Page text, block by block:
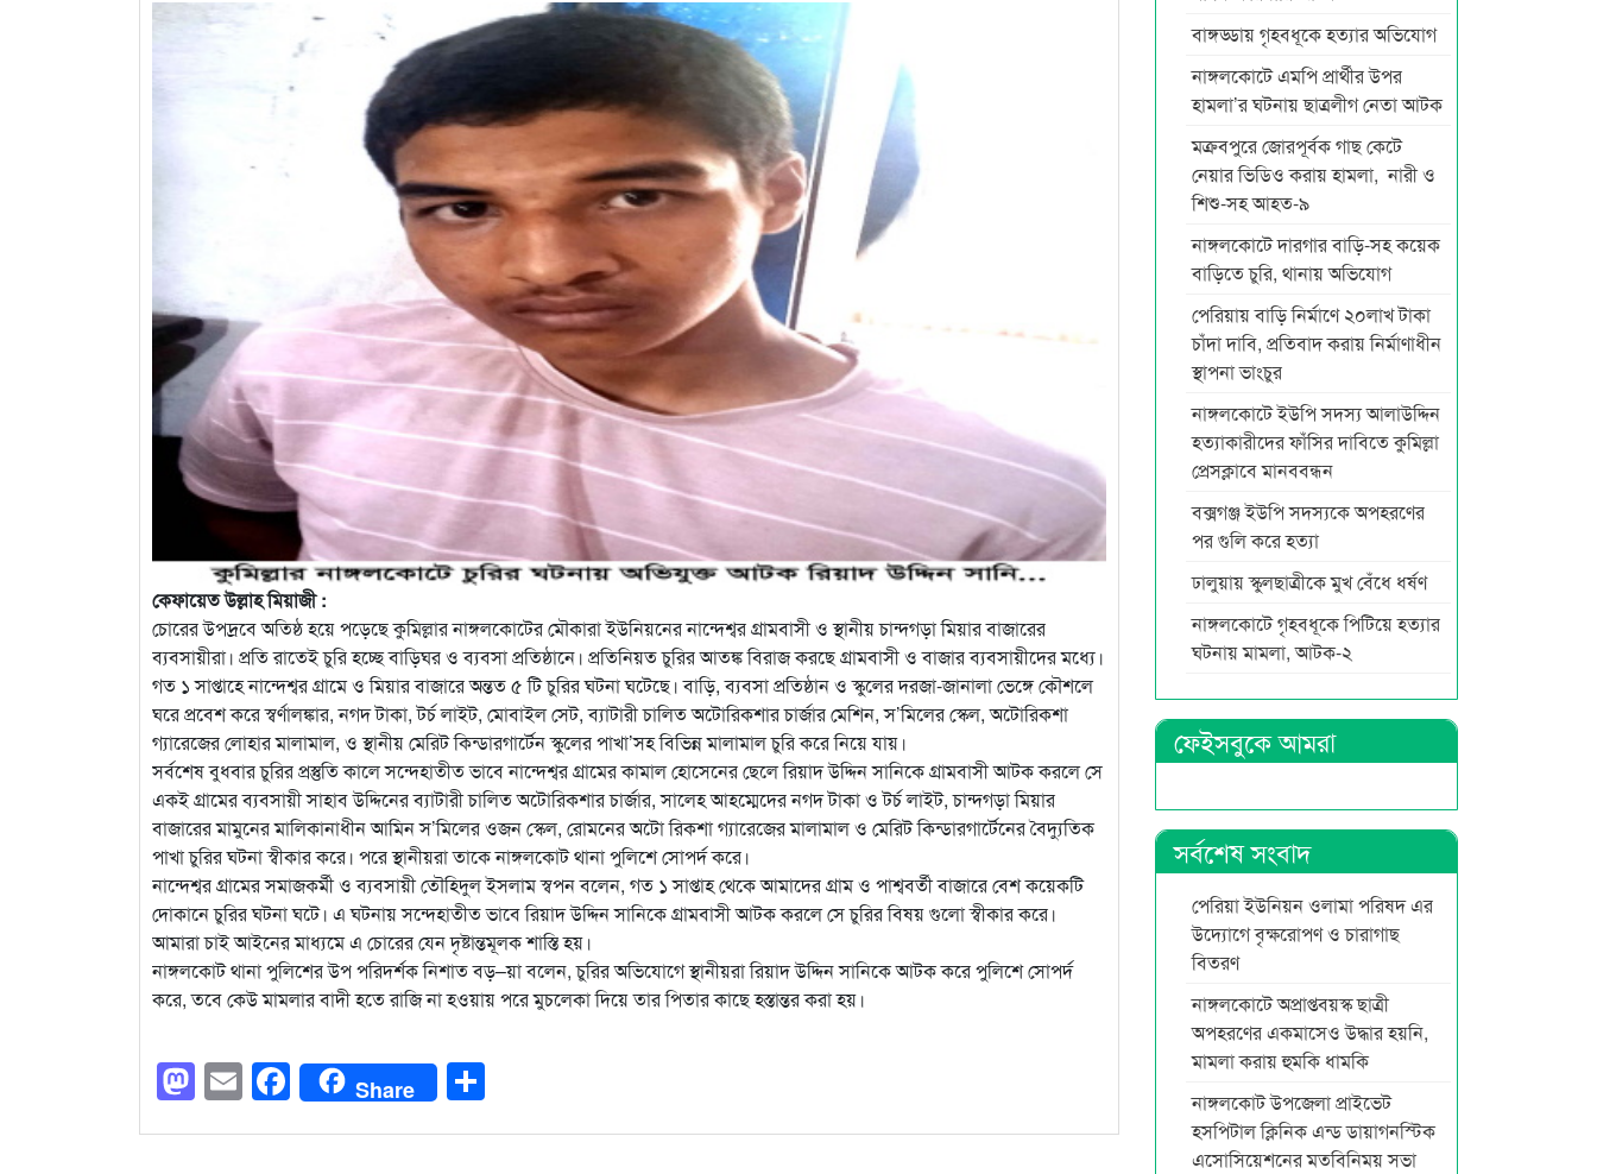
কেফায়েত উল্লাহ মিয়াজী :
চোরের উপদ্রবে অতিষ্ঠ হয়ে পড়েছে কুমিল্লার নাঙ্গলকোটের মৌকারা ইউনিয়নের নান্দেশ্বর গ্রামবাসী ও স্থানীয় চান্দগড়া মিয়ার বাজারের
ব্যবসায়ীরা। প্রতি রাতেই চুরি হচ্ছে বাড়িঘর ও ব্যবসা প্রতিষ্ঠানে। প্রতিনিয়ত চুরির আতঙ্ক বিরাজ করছে গ্রামবাসী ও বাজার ব্যবসায়ীদের মধ্যে।
গত ১ সাপ্তাহে নান্দেশ্বর গ্রামে ও মিয়ার বাজারে অন্তত ৫ টি চুরির ঘটনা ঘটেছে। বাড়ি, ব্যবসা প্রতিষ্ঠান ও স্কুলের দরজা-জানালা ভেঙ্গে কৌশলে
ঘরে প্রবেশ করে স্বর্ণালঙ্কার, নগদ টাকা, টর্চ লাইট, মোবাইল সেট, ব্যাটারী চালিত অটোরিকশার চার্জার মেশিন, স’মিলের স্কেল, অটোরিকশা
গ্যারেজের লোহার মালামাল, ও স্থানীয় মেরিট কিন্ডারগার্টেন স্কুলের পাখা’সহ বিভিন্ন মালামাল চুরি করে নিয়ে যায়।
সর্বশেষ বুধবার চুরির প্রস্তুতি কালে সন্দেহাতীত ভাবে নান্দেশ্বর গ্রামের কামাল হোসেনের ছেলে রিয়াদ উদ্দিন সানিকে গ্রামবাসী আটক করলে সে
একই গ্রামের ব্যবসায়ী সাহাব উদ্দিনের ব্যাটারী চালিত অটোরিকশার চার্জার, সালেহ আহম্মেদের নগদ টাকা ও টর্চ লাইট, চান্দগড়া মিয়ার
বাজারের মামুনের মালিকানাধীন আমিন স’মিলের ওজন স্কেল, রোমনের অটো রিকশা গ্যারেজের মালামাল ও মেরিট কিন্ডারগার্টেনের বৈদ্যুতিক
পাখা চুরির ঘটনা স্বীকার করে। পরে স্থানীয়রা তাকে নাঙ্গলকোট থানা পুলিশে সোপর্দ করে।
নান্দেশ্বর গ্রামের সমাজকর্মী ও ব্যবসায়ী তৌহিদুল ইসলাম স্বপন বলেন, গত ১ সাপ্তাহ থেকে আমাদের গ্রাম ও পাশ্ববর্তী বাজারে বেশ কয়েকটি
দোকানে চুরির ঘটনা ঘটে। এ ঘটনায় সন্দেহাতীত ভাবে রিয়াদ উদ্দিন সানিকে গ্রামবাসী আটক করলে সে চুরির বিষয় গুলো স্বীকার করে।
আমারা চাই আইনের মাধ্যমে এ চোরের যেন দৃষ্টান্তমূলক শাস্তি হয়।
নাঙ্গলকোট থানা পুলিশের উপ পরিদর্শক নিশাত বড়–য়া বলেন, চুরির অভিযোগে স্থানীয়রা রিয়াদ উদ্দিন সানিকে আটক করে পুলিশে সোপর্দ
করে, তবে কেউ মামলার বাদী হতে রাজি না হওয়ায় পরে মুচলেকা দিয়ে তার পিতার কাছে হস্তান্তর করা হয়।
Mastodon
EmailFacebook
Share
বাঙ্গড্ডায় গৃহবধূকে হত্যার অভিযোগ
নাঙ্গলকোটে এমপি প্রার্থীর উপর
হামলা’র ঘটনায় ছাত্রলীগ নেতা আটক
মক্রবপুরে জোরপূর্বক গাছ কেটে
নেয়ার ভিডিও করায় হামলা, নারী ও
শিশু-সহ আহত-৯
নাঙ্গলকোটে দারগার বাড়ি-সহ কয়েক
বাড়িতে চুরি, থানায় অভিযোগ
পেরিয়ায় বাড়ি নির্মাণে ২০লাখ টাকা
চাঁদা দাবি, প্রতিবাদ করায় নির্মাণাধীন
স্থাপনা ভাংচুর
নাঙ্গলকোটে ইউপি সদস্য আলাউদ্দিন
হত্যাকারীদের ফাঁসির দাবিতে কুমিল্লা
প্রেসক্লাবে মানববন্ধন
বক্সগঞ্জ ইউপি সদস্যকে অপহরণের
পর গুলি করে হত্যা
ঢালুয়ায় স্কুলছাত্রীকে মুখ বেঁধে ধর্ষণ
নাঙ্গলকোটে গৃহবধূকে পিটিয়ে হত্যার
ঘটনায় মামলা, আটক-২
ফেইসবুকে আমরা
সর্বশেষ সংবাদ
পেরিয়া ইউনিয়ন ওলামা পরিষদ এর
উদ্যোগে বৃক্ষরোপণ ও চারাগাছ
বিতরণ
নাঙ্গলকোটে অপ্রাপ্তবয়স্ক ছাত্রী
অপহরণের একমাসেও উদ্ধার হয়নি,
মামলা করায় হুমকি ধামকি
নাঙ্গলকোট উপজেলা প্রাইভেট
হসপিটাল ক্লিনিক এন্ড ডায়াগনস্টিক
এসোসিয়েশনের মতবিনিময় সভা